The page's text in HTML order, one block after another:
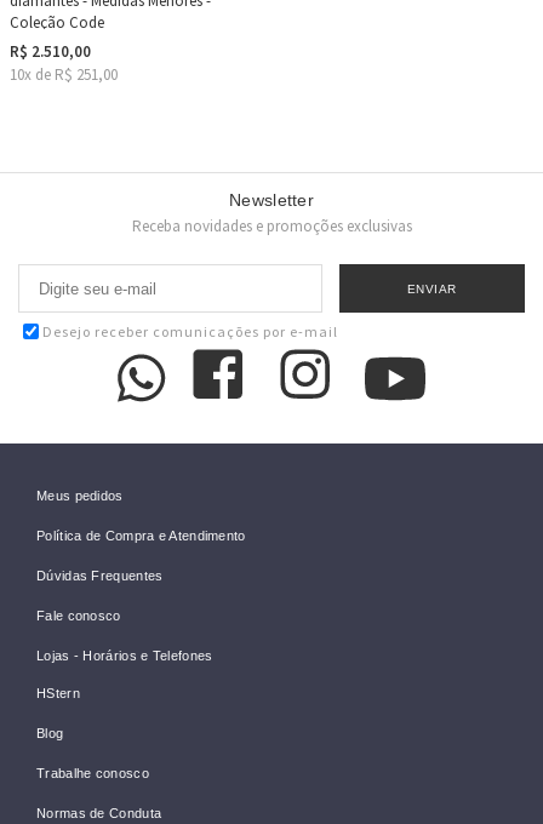
Coleção Code
R$ 2.510,00
10x de R$ 251,00
Newsletter
Receba novidades e promoções exclusivas
Desejo receber comunicações por e-mail
Meus pedidos
Política de Compra e Atendimento
Dúvidas Frequentes
Fale conosco
Lojas - Horários e Telefones
HStern
Blog
Trabalhe conosco
Normas de Conduta